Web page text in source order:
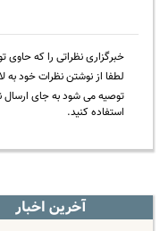
خبرگزاری نظراتی را که
لطفا از نوشتن نظرات خود به
توصیه می شود به جای ارسال
استفاده کنید.
آخرین اخبار